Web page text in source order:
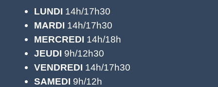
LUNDI 14h/17h30
MARDI 14h/17h30
MERCREDI 14h/18h
JEUDI 9h/12h30
VENDREDI 14h/17h30
SAMEDI 9h/12h